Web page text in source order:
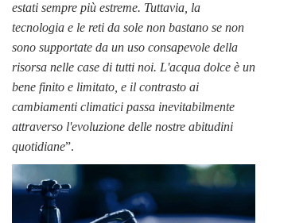
estati sempre più estreme. Tuttavia, la
tecnologia e le reti da sole non bastano se non
sono supportate da un uso consapevole della
risorsa nelle case di tutti noi. L'acqua dolce è un
bene finito e limitato, e il contrasto ai
cambiamenti climatici passa inevitabilmente
attraverso l'evoluzione delle nostre abitudini
quotidiane”.